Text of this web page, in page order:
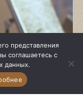
представления
соглашаетесь с
данных.